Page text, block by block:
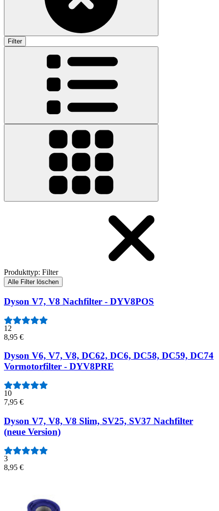
Filter
Produkttyp: Filter
Alle Filter löschen
Dyson V7, V8 Nachfilter - DYV8POS
12
8,95 €
Dyson V6, V7, V8, DC62, DC6, DC58, DC59, DC74
Vormotorfilter - DYV8PRE
10
7,95 €
Dyson V7, V8, V8 Slim, SV25, SV37 Nachfilter
(neue Version)
3
8,95 €